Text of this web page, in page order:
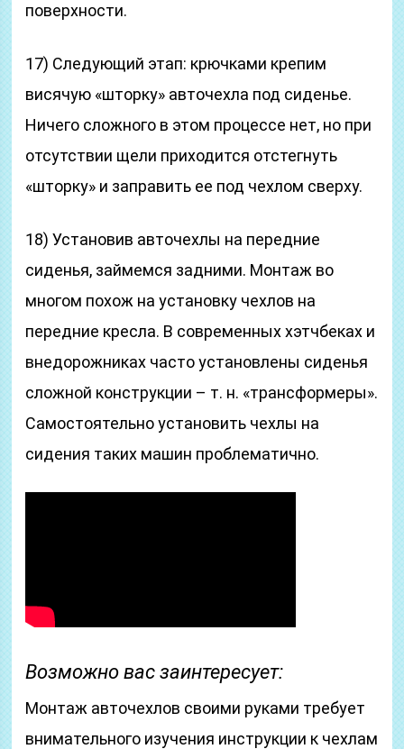
поверхности.
17) Следующий этап: крючками крепим
висячую «шторку» авточехла под сиденье.
Ничего сложного в этом процессе нет, но при
отсутствии щели приходится отстегнуть
«шторку» и заправить ее под чехлом сверху.
18) Установив авточехлы на передние
сиденья, займемся задними. Монтаж во
многом похож на установку чехлов на
передние кресла. В современных хэтчбеках и
внедорожниках часто установлены сиденья
сложной конструкции – т. н. «трансформеры».
Самостоятельно установить чехлы на
сидения таких машин проблематично.
Возможно вас заинтересует:
Монтаж авточехлов своими руками требует
внимательного изучения инструкции к чехлам